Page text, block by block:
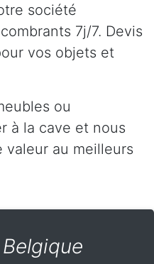
société
7j/7. Devis
vos objets et
ou
à la cave et nous
valeur au meilleurs